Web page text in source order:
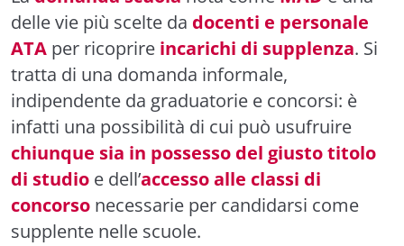
delle vie più scelte da docenti e personale
ATA per ricoprire incarichi di supplenza. Si
tratta di una domanda informale,
indipendente da graduatorie e concorsi: è
infatti una possibilità di cui può usufruire
chiunque sia in possesso del giusto titolo
di studio e dell’accesso alle classi di
concorso necessarie per candidarsi come
supplente nelle scuole.